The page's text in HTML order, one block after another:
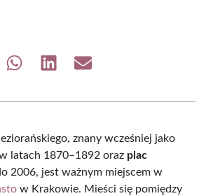
Share Share Share
znany wcześniej jako
latach 1870–1892 oraz plac
2006, jest ważnym miejscem w
w Krakowie. Mieści się pomiędzy